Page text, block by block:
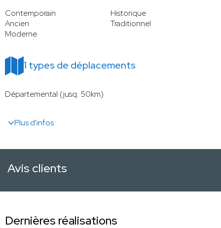
Contemporain
Historique
Ancien
Traditionnel
Moderne
1 types de déplacements
Départemental (jusq. 50km)
Plus d'infos
Avis clients
Dernières réalisations